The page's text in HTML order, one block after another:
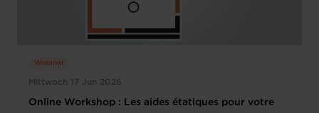
Mittwoch 17 Jun 2026
Webinar
Online Workshop : Les aides étatiques pour votre